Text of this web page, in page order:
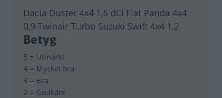
Dacia Duster 4x4 1,5 dCi Fiat Panda 4x4
0,9 Twinair Turbo Suzuki Swift 4x4 1,2
Betyg
5 = Utmärkt
4 = Mycket bra
3 = Bra
2 = Godkänt